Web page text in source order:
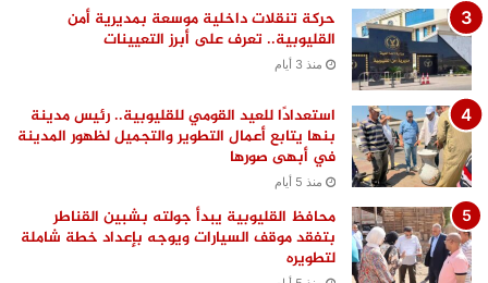
حركة تنقلات داخلية موسعة بمديرية أمن
القليوبية.. تعرف على أبرز التعيينات
منذ 3 أيام
استعدادًا للعيد القومي للقليوبية.. رئيس مدينة
بنها يتابع أعمال التطوير والتجميل لظهور المدينة
في أبهى صورها
منذ 5 أيام
محافظ القليوبية يبدأ جولته بشبين القناطر
بتفقد موقف السيارات ويوجه بإعداد خطة شاملة
لتطويره